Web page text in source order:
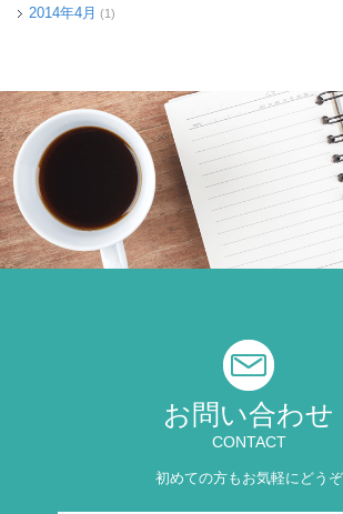
2014年4月 (1)
お問い合わせ
CONTACT
初めての方もお気軽にどうぞ